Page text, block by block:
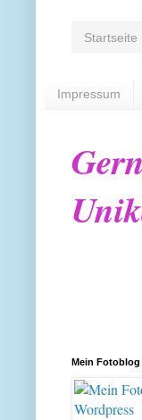
Startseite
Impressum
Mein